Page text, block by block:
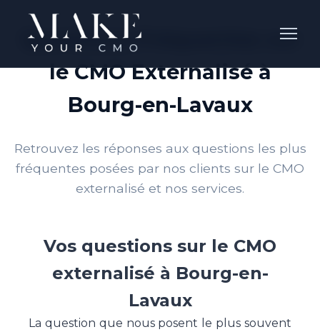
Questions Fréquentes sur
le CMO Externalisé à
Bourg-en-Lavaux
Retrouvez les réponses aux questions les plus
fréquentes posées par nos clients sur le CMO
externalisé et nos services.
Vos questions sur le CMO
externalisé à Bourg-en-
Lavaux
La question que nous posent le plus souvent